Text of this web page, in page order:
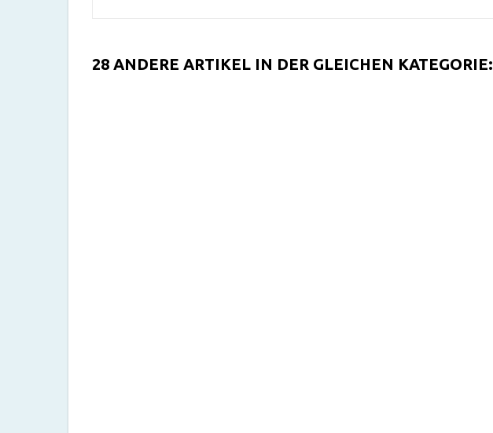
28 ANDERE ARTIKEL IN DER GLEICHEN KATEGORIE: